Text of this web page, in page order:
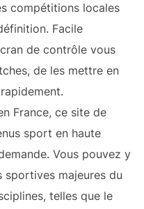
compétitions locales
Facile
de contrôle vous
de les mettre en
France, ce site de
sport en haute
Vous pouvez y
sportives majeures du
telles que le